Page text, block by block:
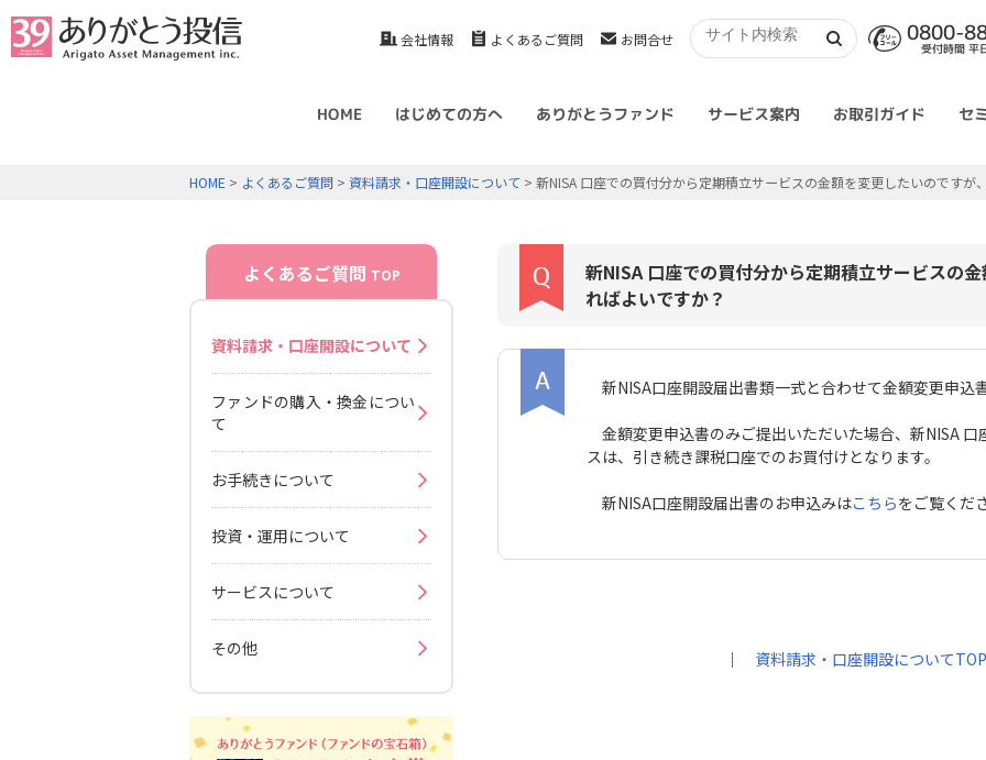
会社情報 よくあるご質問 お問合せ 0800-
受付時間 平
HOME はじめての方へ ありがとうファンド サービス案内 お取引ガイド セ
HOME > よくあるご質問 > 資料請求・口座開設について > 新NISA 口座での買付分から定期積立サービスの金額を変更したいのですが
新NISA 口座での買付分から定期積立サービスの
ればよいですか？
新NISA口座開設届出書類一式と合わせて金額変更申込
金額変更申込書のみご提出いただいた場合、新NISA
スは、引き続き課税口座でのお買付けとなります。
新NISA口座開設届出書のお申込みはこちらをご覧くだ
｜ 資料請求・口座開設について
よくあるご質問 TOP
資料請求・口座開設について
ファンドの購入・換金につい
て
お手続きについて
投資・運用について
サービスについて
その他